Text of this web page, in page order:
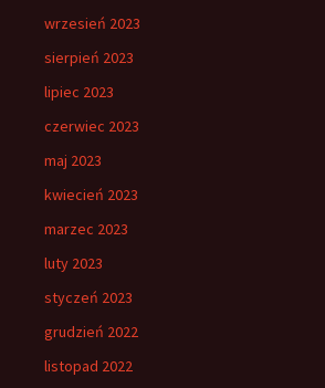
wrzesień 2023
sierpień 2023
lipiec 2023
czerwiec 2023
maj 2023
kwiecień 2023
marzec 2023
luty 2023
styczeń 2023
grudzień 2022
listopad 2022